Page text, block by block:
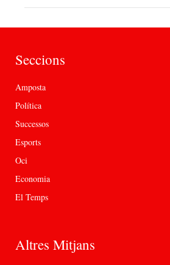
Seccions
Amposta
Política
Successos
Esports
Oci
Economia
El Temps
Altres Mitjans